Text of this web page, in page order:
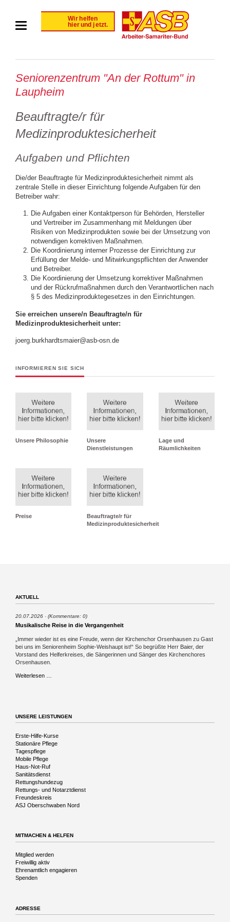
Seniorenzentrum "An der Rottum" in
Laupheim
Beauftragte/r für
Medizinproduktesicherheit
Aufgaben und Pflichten
Die/der Beauftragte für Medizinproduktesicherheit nimmt als
zentrale Stelle in dieser Einrichtung folgende Aufgaben für den
Betreiber wahr:
Die Aufgaben einer Kontaktperson für Behörden, Hersteller
und Vertreiber im Zusammenhang mit Meldungen über
Risiken von Medizinprodukten sowie bei der Umsetzung von
notwendigen korrektiven Maßnahmen.
Die Koordinierung interner Prozesse der Einrichtung zur
Erfüllung der Melde- und Mitwirkungspflichten der Anwender
und Betreiber.
Die Koordinierung der Umsetzung korrektiver Maßnahmen
und der Rückrufmaßnahmen durch den Verantwortlichen nach
§ 5 des Medizinproduktegesetzes in den Einrichtungen.
Sie erreichen unsere/n Beauftragte/n für
Medizinproduktesicherheit unter:
joerg.burkhardtsmaier@asb-osn.de
INFORMIEREN SIE SICH
Unsere Philosophie
Unsere
Dienstleistungen
Lage und
Räumlichkeiten
Preise
Beauftragte/r für
Medizinproduktesicherheit
AKTUELL
20.07.2026 (Kommentare: 0)
Musikalische Reise in die Vergangenheit
„Immer wieder ist es eine Freude, wenn der Kirchenchor Orsenhausen zu Gast
bei uns im Seniorenheim Sophie-Weishaupt ist!“ So begrüßte Herr Baier, der
Vorstand des Helferkreises, die Sängerinnen und Sänger des Kirchenchores
Orsenhausen.
Weiterlesen …
UNSERE LEISTUNGEN
Navigation
überspringen
Erste-Hilfe-Kurse
Stationäre Pflege
Tagespflege
Mobile Pflege
Haus-Not-Ruf
Sanitätsdienst
Rettungshundezug
Rettungs- und Notarztdienst
Freundeskreis
ASJ Oberschwaben Nord
MITMACHEN & HELFEN
Navigation
überspringen
Mitglied werden
Freiwillig aktiv
Ehrenamtlich engagieren
Spenden
ADRESSE